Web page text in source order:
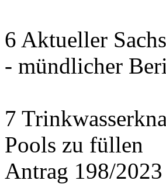
6 Aktueller
- mündlicher
7
Pools zu füllen
Antrag 198/